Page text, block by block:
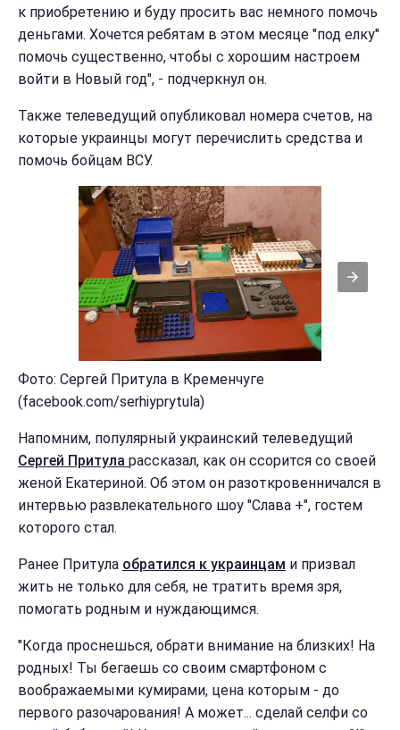
к приобретению и буду просить вас немного помочь
деньгами. Хочется ребятам в этом месяце "под елку"
помочь существенно, чтобы с хорошим настроем
войти в Новый год", - подчеркнул он.
Также телеведущий опубликовал номера счетов, на
которые украинцы могут перечислить средства и
помочь бойцам ВСУ.
Фото: Сергей Притула в Кременчуге
(facebook.com/serhiyprytula)
Напомним, популярный украинский телеведущий
Сергей Притула рассказал, как он ссорится со своей
женой Екатериной. Об этом он разоткровенничался в
интервью развлекательного шоу "Слава +", гостем
которого стал.
Ранее Притула обратился к украинцам и призвал
жить не только для себя, не тратить время зря,
помогать родным и нуждающимся.
"Когда проснешься, обрати внимание на близких! На
родных! Ты бегаешь со своим смартфоном с
воображаемыми кумирами, цена которым - до
первого разочарования! А может... сделай селфи со